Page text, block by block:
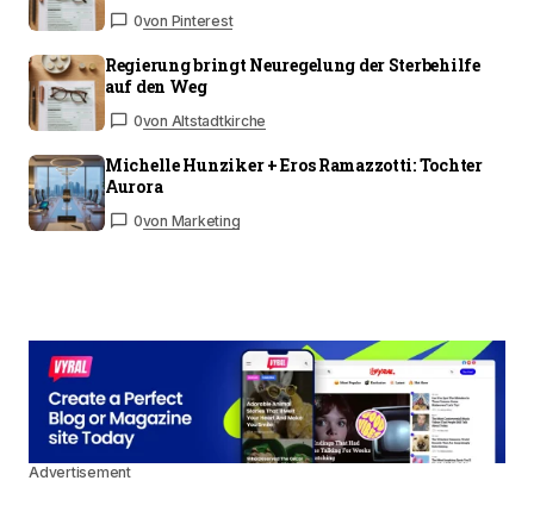
0von Pinterest
Regierung bringt Neuregelung der Sterbehilfe
auf den Weg
0von Altstadtkirche
Michelle Hunziker + Eros Ramazzotti: Tochter
Aurora
0von Marketing
Advertisement